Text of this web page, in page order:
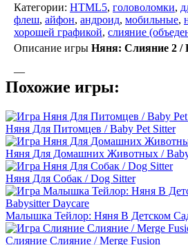
Категории: HTML5, головоломки,
флеш, айфон, андроид, мобильные,
хорошей графикой, слияние
Описание игры Няня: Слияние 2 /
—
Похожие игры:
Няня Для Питомцев / Baby Pet Sitter
Няня Для Домашних Животных /
Няня Для Собак / Dog Sitter
Малышка Тейлор: Няня В Детском
Слияние Слияние / Merge Fusion